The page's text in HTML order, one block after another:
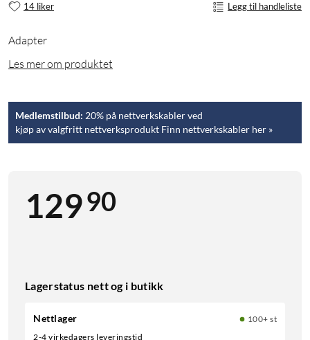
14 liker Legg til handleliste
Adapter
Les mer om produktet
Medlemstilbud: 20% på nettverkskabler ved
kjøp av valgfritt nettverksprodukt Finn nettverkskabler her »
12990
Lagerstatus nett og i butikk
Nettlager
100+ st
2-4 virkedagers leveringstid